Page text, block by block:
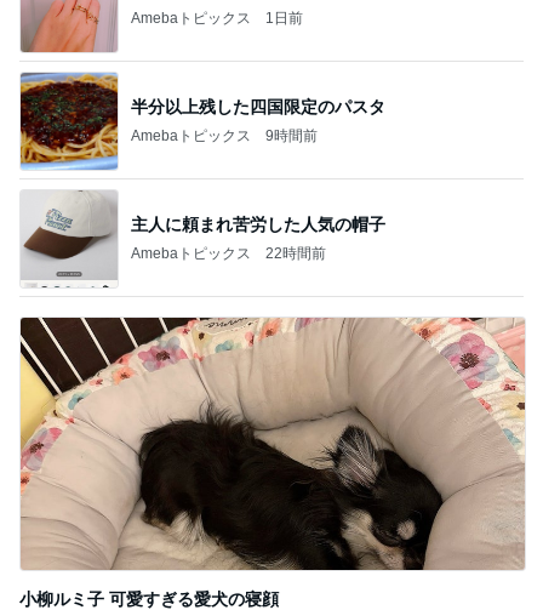
Amebaトピックス 1日前
半分以上残した四国限定のパスタ
Amebaトピックス 9時間前
主人に頼まれ苦労した人気の帽子
Amebaトピックス 22時間前
小柳ルミ子 可愛すぎる愛犬の寝顔